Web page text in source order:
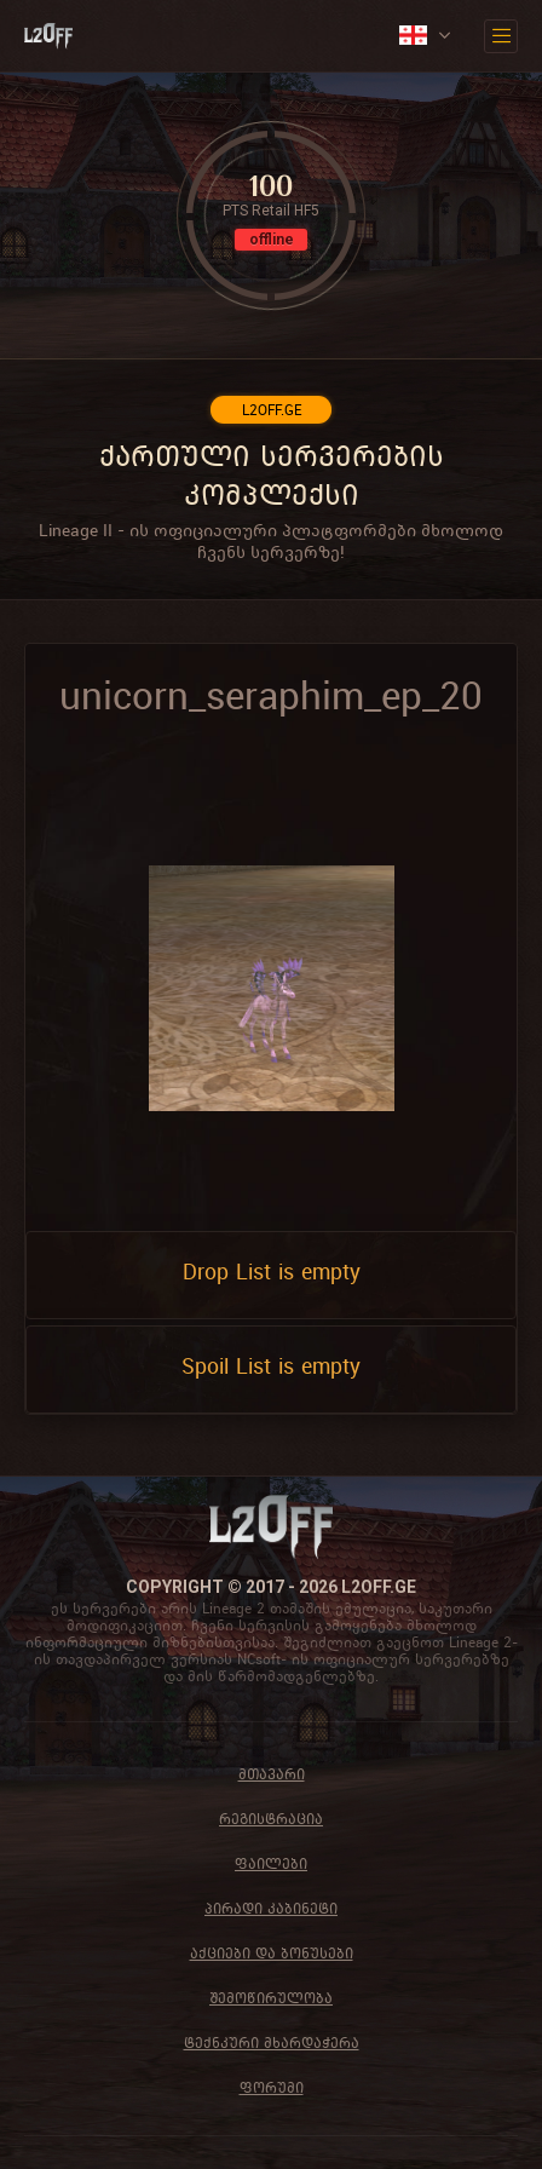
L2OFF.GE
ქართული სერვერების
კომპლექსი
Lineage II - ის ოფიციალური პლატფორმები მხოლოდ
ჩვენს სერვერზე!
100
PTS Retail HF5
offline
unicorn_seraphim_ep_20
Drop List is empty
Spoil List is empty
COPYRIGHT © 2017 - 2026 L2OFF.GE
ეს სერვერები არის Lineage 2 თამაშის ემულაცია, საკუთარი
მოდიფიკაციით. ჩვენი სერვისის გამოყენება მხოლოდ
ინფორმაციული მიზნებისთვისაა. შეგიძლიათ გაეცნოთ Lineage 2-
ის თავდაპირველ ვერსიას NCsoft- ის ოფიციალურ სერვერებზე
და მის წარმომადგენლებზე.
ᲛᲗᲐᲕᲐᲠᲘ
ᲠᲔᲒᲘᲡᲢᲠᲐᲪᲘᲐ
ᲤᲐᲘᲚᲔᲑᲘ
ᲞᲘᲠᲐᲓᲘ ᲙᲐᲑᲘᲜᲔᲢᲘ
ᲐᲥᲪᲘᲔᲑᲘ ᲓᲐ ᲑᲝᲜᲣᲡᲔᲑᲘ
ᲨᲔᲛᲝᲬᲘᲠᲣᲚᲝᲑᲐ
ᲢᲔᲥᲜᲙᲣᲠᲘ ᲛᲮᲐᲠᲓᲐᲭᲔᲠᲐ
ᲤᲝᲠᲣᲛᲘ